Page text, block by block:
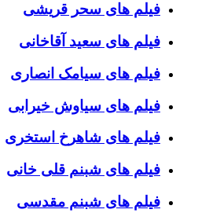
فیلم های سحر قریشی
فیلم های سعید آقاخانی
فیلم های سیامک انصاری
فیلم های سیاوش خیرابی
فیلم های شاهرخ استخری
فیلم های شبنم قلی خانی
فیلم های شبنم مقدسی